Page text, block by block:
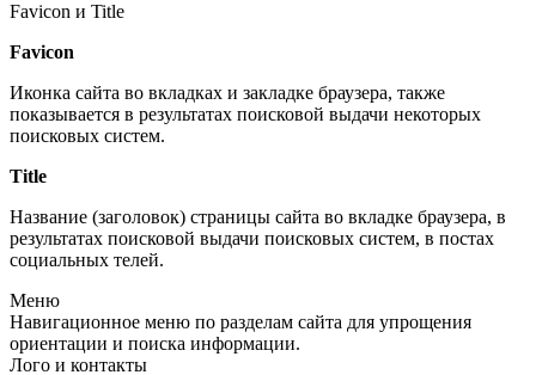
Favicon и Title
Favicon
Иконка сайта во вкладках и закладке браузера, также
показывается в результатах поисковой выдачи некоторых
поисковых систем.
Title
Название (заголовок) страницы сайта во вкладке браузера, в
результатах поисковой выдачи поисковых систем, в постах
социальных телей.
Меню
Навигационное меню по разделам сайта для упрощения
ориентации и поиска информации.
Лого и контакты